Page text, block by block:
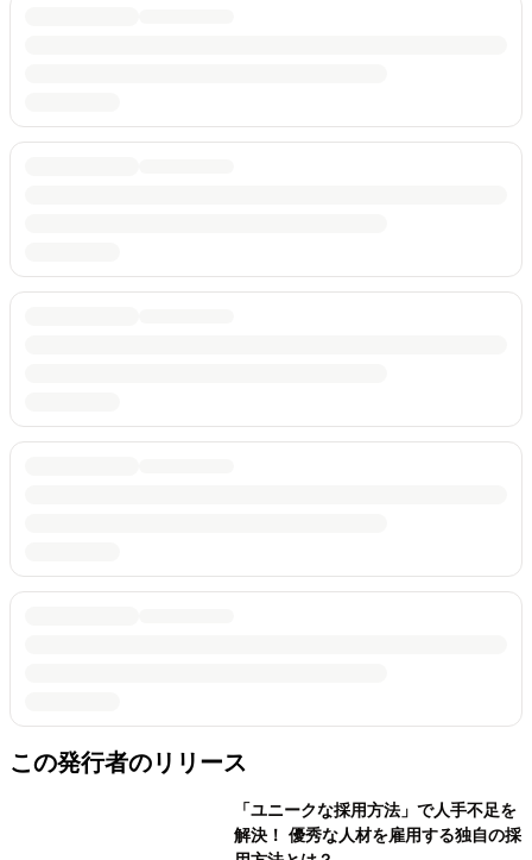
この発行者のリリース
「ユニークな採用方法」で人手不足を
解決！ 優秀な人材を雇用する独自の採